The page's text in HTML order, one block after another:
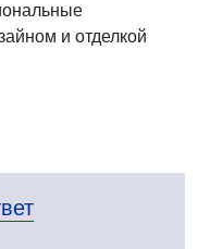
и отделкой